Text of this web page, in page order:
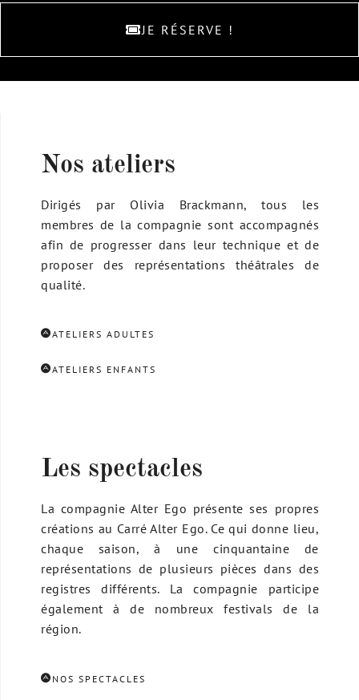
JE RÉSERVE !
Nos ateliers
Dirigés par Olivia Brackmann, tous les
membres de la compagnie sont accompagnés
afin de progresser dans leur technique et de
proposer des représentations théâtrales de
qualité.
ATELIERS ADULTES
ATELIERS ENFANTS
Les spectacles
La compagnie Alter Ego présente ses propres
créations au Carré Alter Ego. Ce qui donne lieu,
chaque saison, à une cinquantaine de
représentations de plusieurs pièces dans des
registres différents. La compagnie participe
également à de nombreux festivals de la
région.
NOS SPECTACLES